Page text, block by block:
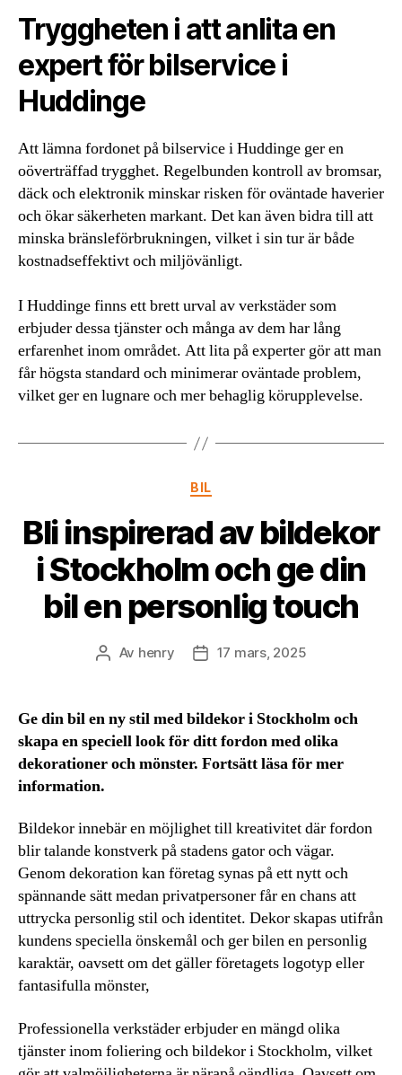
Tryggheten i att anlita en
expert för bilservice i
Huddinge
Att lämna fordonet på bilservice i Huddinge ger en
oöverträffad trygghet. Regelbunden kontroll av bromsar,
däck och elektronik minskar risken för oväntade haverier
och ökar säkerheten markant. Det kan även bidra till att
minska bränsleförbrukningen, vilket i sin tur är både
kostnadseffektivt och miljövänligt.
I Huddinge finns ett brett urval av verkstäder som
erbjuder dessa tjänster och många av dem har lång
erfarenhet inom området. Att lita på experter gör att man
får högsta standard och minimerar oväntade problem,
vilket ger en lugnare och mer behaglig körupplevelse.
Kategorier
BIL
Bli inspirerad av bildekor
i Stockholm och ge din
bil en personlig touch
Inläggsförfattare
Av henry Inläggsdatum
17 mars, 2025
Ge din bil en ny stil med bildekor i Stockholm och
skapa en speciell look för ditt fordon med olika
dekorationer och mönster. Fortsätt läsa för mer
information.
Bildekor innebär en möjlighet till kreativitet där fordon
blir talande konstverk på stadens gator och vägar.
Genom dekoration kan företag synas på ett nytt och
spännande sätt medan privatpersoner får en chans att
uttrycka personlig stil och identitet. Dekor skapas utifrån
kundens speciella önskemål och ger bilen en personlig
karaktär, oavsett om det gäller företagets logotyp eller
fantasifulla mönster,
Professionella verkstäder erbjuder en mängd olika
tjänster inom foliering och bildekor i Stockholm, vilket